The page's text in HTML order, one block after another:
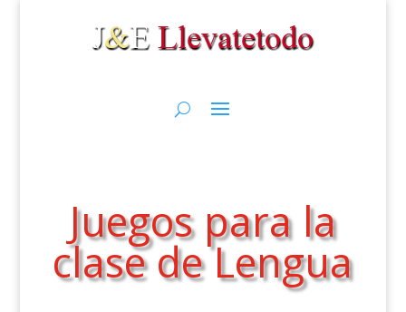
Juegos para la
clase de Lengua